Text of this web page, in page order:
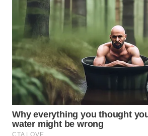
LAPAK
WAHANA
Wahana
Network
KONSUMEN
LISTRIK
MASYARAKAT